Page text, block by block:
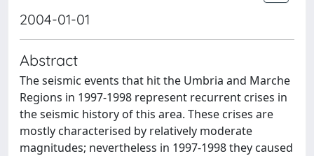
2004-01-01
Abstract
The seismic events that hit the Umbria and Marche
Regions in 1997-1998 represent recurrent crises in
the seismic history of this area. These crises are
mostly characterised by relatively moderate
magnitudes; nevertheless in 1997-1998 they caused